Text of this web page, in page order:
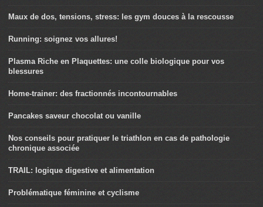
Maux de dos, tensions, stress: les gym douces à la rescousse
Running: soignez vos allures!
Plasma Riche en Plaquettes: une colle biologique pour vos
blessures
Home-trainer: des fractionnés incontournables
Pancakes saveur chocolat ou vanille
Nos conseils pour pratiquer le triathlon en cas de pathologie
chronique associée
TRAIL: logique digestive et alimentation
Problématique féminine et cyclisme